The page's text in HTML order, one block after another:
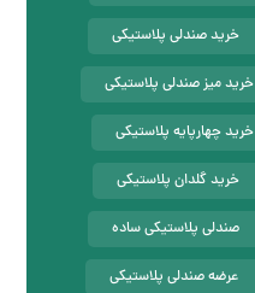
خرید صندلی پلاستیکی
خرید میز صندلی پلاستیکی
خرید چهارپایه پلاستیکی
خرید گلدان پلاستیکی
صندلی پلاستیکی ساده
عرضه صندلی پلاستیکی